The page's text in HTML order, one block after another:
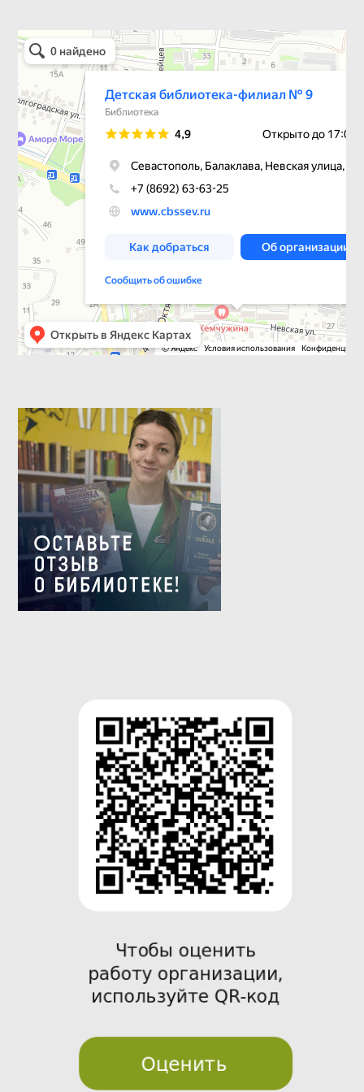
Детская библиотека-филиал № 9
Библиотека в Севастополе